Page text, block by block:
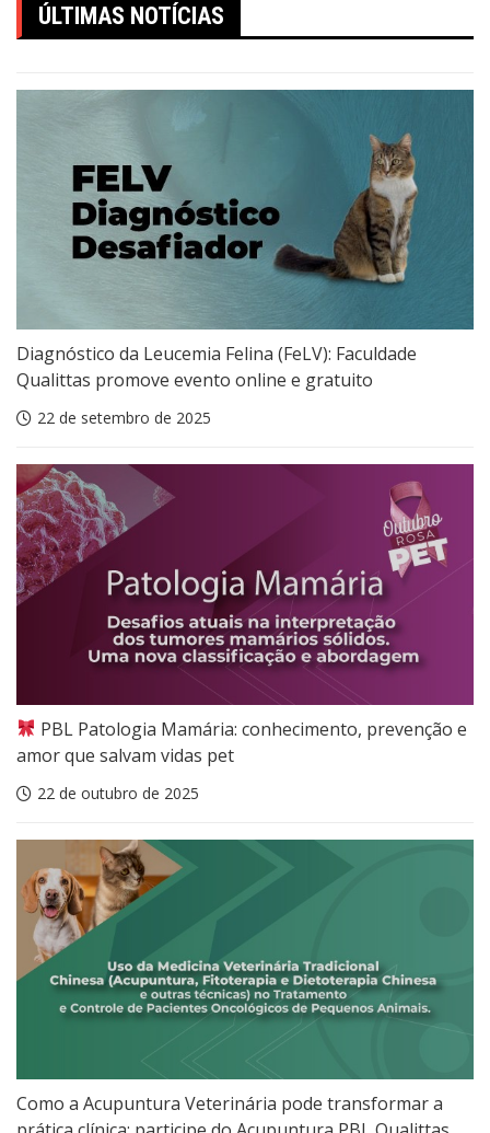
ÚLTIMAS NOTÍCIAS
Diagnóstico da Leucemia Felina (FeLV): Faculdade
Qualittas promove evento online e gratuito
22 de setembro de 2025
PBL Patologia Mamária: conhecimento, prevenção e
amor que salvam vidas pet
22 de outubro de 2025
Como a Acupuntura Veterinária pode transformar a